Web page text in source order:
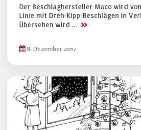
Der Beschlaghersteller Maco wird
Linie mit Dreh-Kipp-Beschlägen in
Übersehen wird … >>
8. Dezember 2017